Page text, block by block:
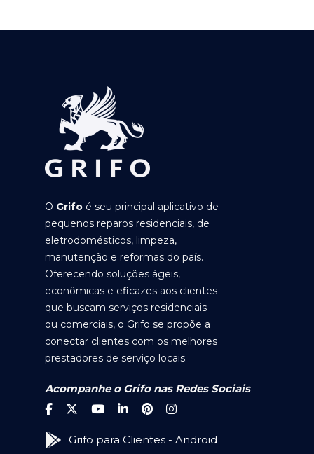
O Grifo é seu principal aplicativo de
pequenos reparos residenciais, de
eletrodomésticos, limpeza,
manutenção e reformas do país.
Oferecendo soluções ágeis,
econômicas e eficazes aos clientes
que buscam serviços residenciais
ou comerciais, o Grifo se propõe a
conectar clientes com os melhores
prestadores de serviço locais.
Acompanhe o Grifo nas Redes Sociais
Grifo para Clientes - Android